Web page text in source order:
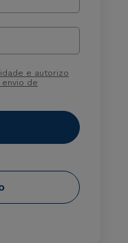
e autorizo
de